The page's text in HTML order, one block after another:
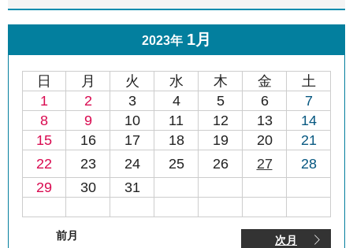
2023年 1月
日 月 火 水 木 金
土
1
2 3 4 5 6
7
8
9 10 11 12 13
14
15
16 17 18 19 20
21
22
23 24 25 26 27
28
29
30 31
前月 次月